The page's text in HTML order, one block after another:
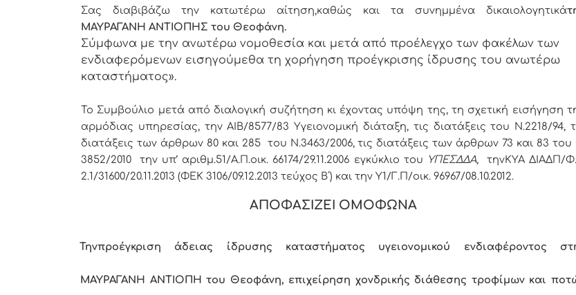
Σας διαβιβάζω την κατωτέρω αίτηση,καθώς και τα συνημμένα δικαιολογητικά
ΜΑΥΡΑΓΑΝΗ ΑΝΤΙΟΠΗΣ του Θεοφάνη.
Σύμφωνα με την ανωτέρω νομοθεσία και μετά από προέλεγχο των φακέλων των
ενδιαφερόμενων εισηγούμεθα τη χορήγηση προέγκρισης ίδρυσης του ανωτέρω
καταστήματος».
Το Συμβούλιο μετά από διαλογική συζήτηση κι έχοντας υπόψη της, τη σχετική εισήγηση
αρμόδιας υπηρεσίας, την ΑΙΒ/8577/83 Υγειονομική διάταξη, τις διατάξεις του Ν.2218/94,
διατάξεις των άρθρων 80 και 285 του Ν.3463/2006, τις διατάξεις των άρθρων 73 και 83 του
3852/2010 την υπ’ αριθμ.51/Α.Π.οικ. 66174/29.11.2006 εγκύκλιο του ΥΠΕΣΔΔΑ, τηνΚΥΑ ΔΙΑΔΠ/
2.1/31600/20.11.2013 (ΦΕΚ 3106/09.12.2013 τεύχος Β΄) και την Υ1/Γ.Π/οικ. 96967/08.10.2012.
ΑΠΟΦΑΣΙΖΕΙ ΟΜΟΦΩΝΑ
Τηνπροέγκριση άδειας ίδρυσης καταστήματος υγειονομικού ενδιαφέροντος
ΜΑΥΡΑΓΑΝΗ ΑΝΤΙΟΠΗ του Θεοφάνη, επιχείρηση χονδρικής διάθεσης τροφίμων και